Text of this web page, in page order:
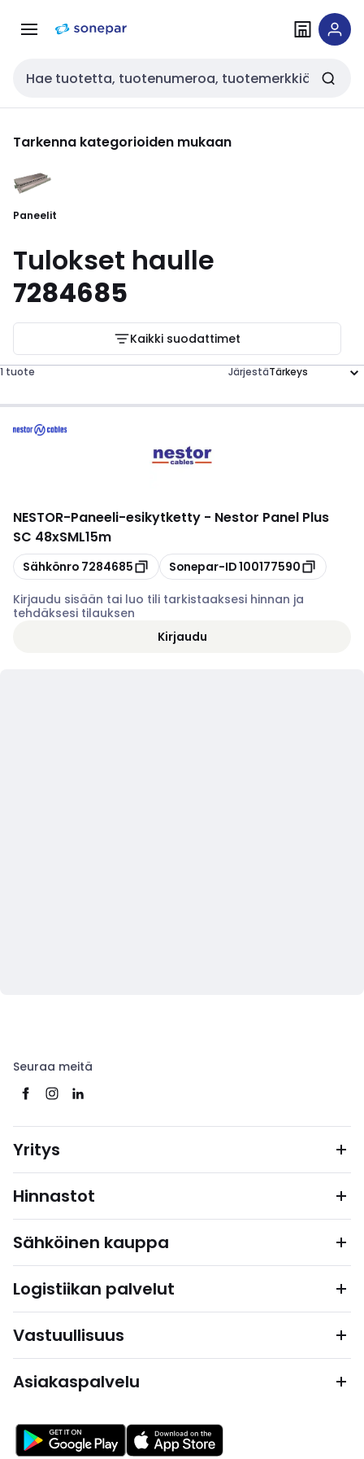
navigointiinsisältöön
Haku
Tarkenna kategorioiden mukaan
Paneelit
Tulokset haulle
7284685
Kaikki suodattimet
1 tuote Järjestä
NESTOR-Paneeli-esikytketty - Nestor Panel Plus
SC 48xSML15m
Kopioi
Sähkönro 7284685 Kopioi
Sonepar-ID100177590
Kirjaudu sisään tai luo tili tarkistaaksesi hinnan ja
tehdäksesi tilauksen
Kirjaudu
Seuraa meitä
Yritys
Hinnastot
Sähköinen kauppa
Logistiikan palvelut
Vastuullisuus
Asiakaspalvelu